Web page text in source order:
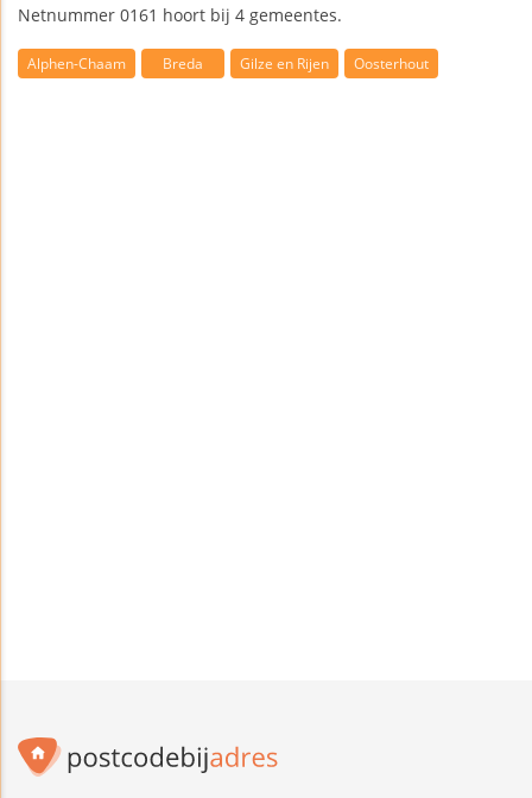
Netnummer 0161 hoort bij 4 gemeentes.
Alphen-Chaam Breda Gilze en Rijen Oosterhout